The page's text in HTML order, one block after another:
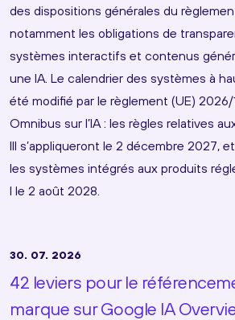
des dispositions générales du
notamment les obligations de
systèmes interactifs et contenus
une IA. Le calendrier des systèmes à
été modifié par le règlement (UE) 2026/
Omnibus sur l’IA : les règles relatives
III s’appliqueront le 2 décembre 2027,
les systèmes intégrés aux produits
I le 2 août 2028.
30. 07. 2026
42 leviers pour le
marque sur Google IA